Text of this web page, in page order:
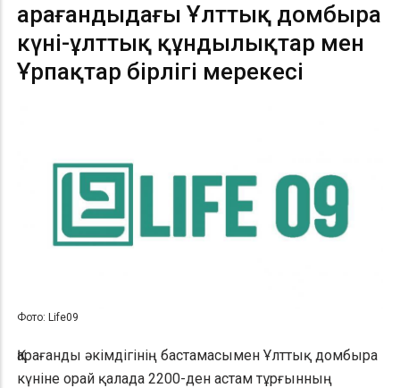
Қарағандыдағы Ұлттық домбыра
күні-ұлттық құндылықтар мен
Ұрпақтар бірлігі мерекесі
Фото: Life09
Қарағанды әкімдігінің бастамасымен Ұлттық домбыра
күніне орай қалада 2200-ден астам тұрғынның